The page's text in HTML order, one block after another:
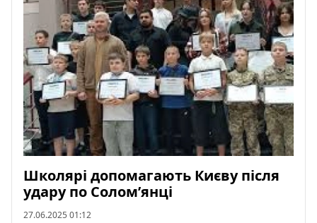
Школярі допомагають Києву після
удару по Соломʼянці
27.06.2025 01:12